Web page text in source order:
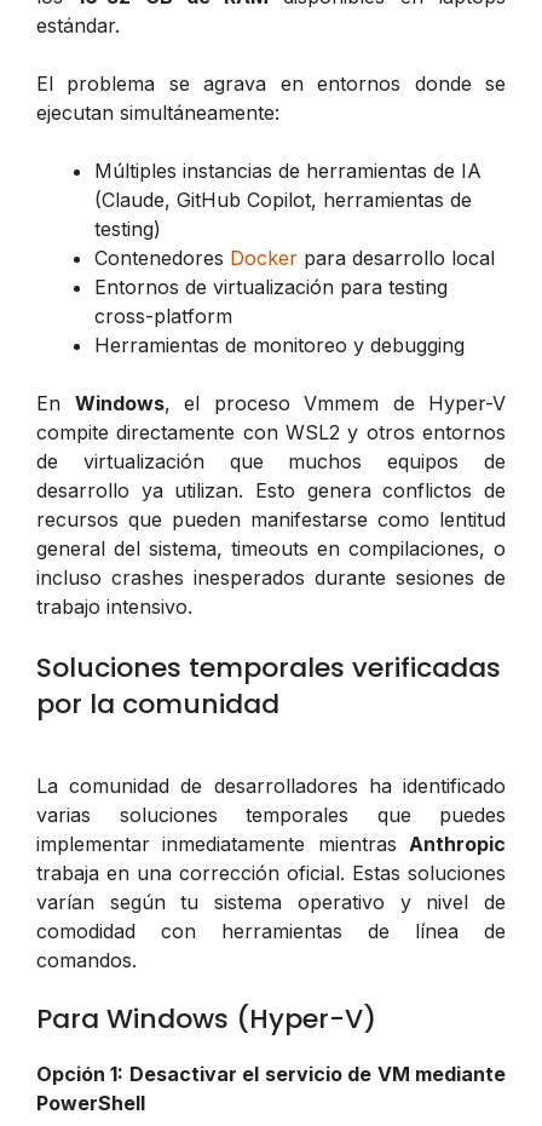
estándar.
El problema se agrava en entornos donde se
ejecutan simultáneamente:
Múltiples instancias de herramientas de IA
(Claude, GitHub Copilot, herramientas de
testing)
Contenedores Docker para desarrollo local
Entornos de virtualización para testing
cross-platform
Herramientas de monitoreo y debugging
En Windows, el proceso Vmmem de Hyper-V
compite directamente con WSL2 y otros entornos
de virtualización que muchos equipos de
desarrollo ya utilizan. Esto genera conflictos de
recursos que pueden manifestarse como lentitud
general del sistema, timeouts en compilaciones, o
incluso crashes inesperados durante sesiones de
trabajo intensivo.
Soluciones temporales verificadas
por la comunidad
La comunidad de desarrolladores ha identificado
varias soluciones temporales que puedes
implementar inmediatamente mientras Anthropic
trabaja en una corrección oficial. Estas soluciones
varían según tu sistema operativo y nivel de
comodidad con herramientas de línea de
comandos.
Para Windows (Hyper-V)
Opción 1: Desactivar el servicio de VM mediante
PowerShell